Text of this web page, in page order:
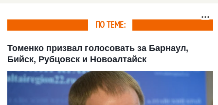
ПО ТЕМЕ:
Томенко призвал голосовать за Барнаул,
Бийск, Рубцовск и Новоалтайск